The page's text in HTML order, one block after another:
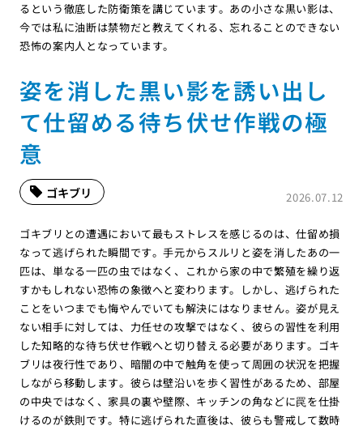
るという徹底した防衛策を講じています。あの小さな黒い影は、
今では私に油断は禁物だと教えてくれる、忘れることのできない
恐怖の案内人となっています。
姿を消した黒い影を誘い出し
て仕留める待ち伏せ作戦の極
意
2026.07.12
ゴキブリ
ゴキブリとの遭遇において最もストレスを感じるのは、仕留め損
なって逃げられた瞬間です。手元からスルリと姿を消したあの一
匹は、単なる一匹の虫ではなく、これから家の中で繁殖を繰り返
すかもしれない恐怖の象徴へと変わります。しかし、逃げられた
ことをいつまでも悔やんでいても解決にはなりません。姿が見え
ない相手に対しては、力任せの攻撃ではなく、彼らの習性を利用
した知略的な待ち伏せ作戦へと切り替える必要があります。ゴキ
ブリは夜行性であり、暗闇の中で触角を使って周囲の状況を把握
しながら移動します。彼らは壁沿いを歩く習性があるため、部屋
の中央ではなく、家具の裏や壁際、キッチンの角などに罠を仕掛
けるのが鉄則です。特に逃げられた直後は、彼らも警戒して数時